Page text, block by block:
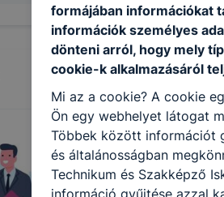
formájában információkat
információk személyes
dönteni arról, hogy mely
cookie-k alkalmazásáról
Mi az a cookie? A cookie
Ön egy webhelyet látogat
Többek között információt
és általánosságban
Technikum és Szakképző
információ gyűjtése azzal